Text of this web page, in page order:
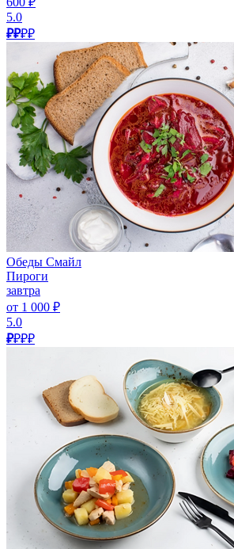
5.0
₽₽₽₽
Обеды Смайл
Пироги
завтра
от 1 000 ₽
5.0
₽₽₽₽